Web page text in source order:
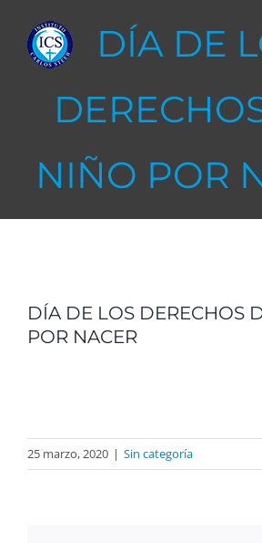
content
DÍA DE
NIÑO POR
Larger
Image
DÍA DE LOS DERECHOS
POR NACER
25 marzo, 2020 | Sin categoría